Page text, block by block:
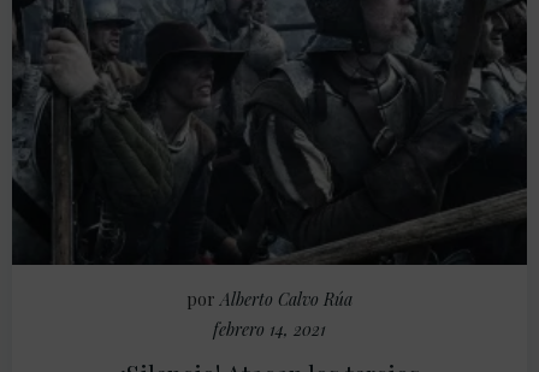
por Alberto Calvo Rúa
febrero 14, 2021